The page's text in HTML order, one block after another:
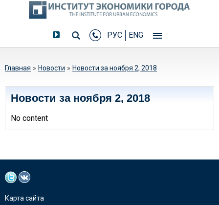
РУС ENG
Вы здесь
Главная » Новости » Новости за ноября 2, 2018
Новости за ноября 2, 2018
No content
Карта сайта